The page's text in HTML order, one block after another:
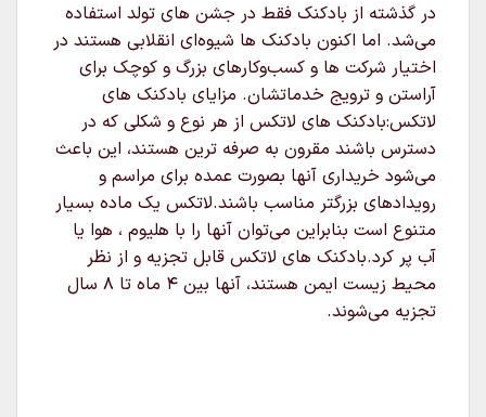
در گذشته از بادکنک فقط در جشن های تولد استفاده
می‌شد. اما اکنون بادکنک ها شیوه‌ای انقلابی هستند در
اختیار شرکت ها و کسب‌وکارهای بزرگ و کوچک برای
آراستن و ترویج خدماتشان. مزایای بادکنک های
لاتکس:بادکنک های لاتکس از هر نوع و شکلی که در
دسترس باشند مقرون به صرفه ترین هستند، این باعث
می‌شود خریداری آنها بصورت عمده برای مراسم و
رویدادهای بزرگتر مناسب باشند.لاتکس یک ماده بسیار
متنوع است بنابراین می‌توان آنها را با هلیوم ، هوا یا
آب پر کرد.بادکنک های لاتکس قابل تجزیه و از نظر
محیط زیست ایمن هستند، آنها بین ۴ ماه تا ۸ سال
تجزیه می‌شوند.